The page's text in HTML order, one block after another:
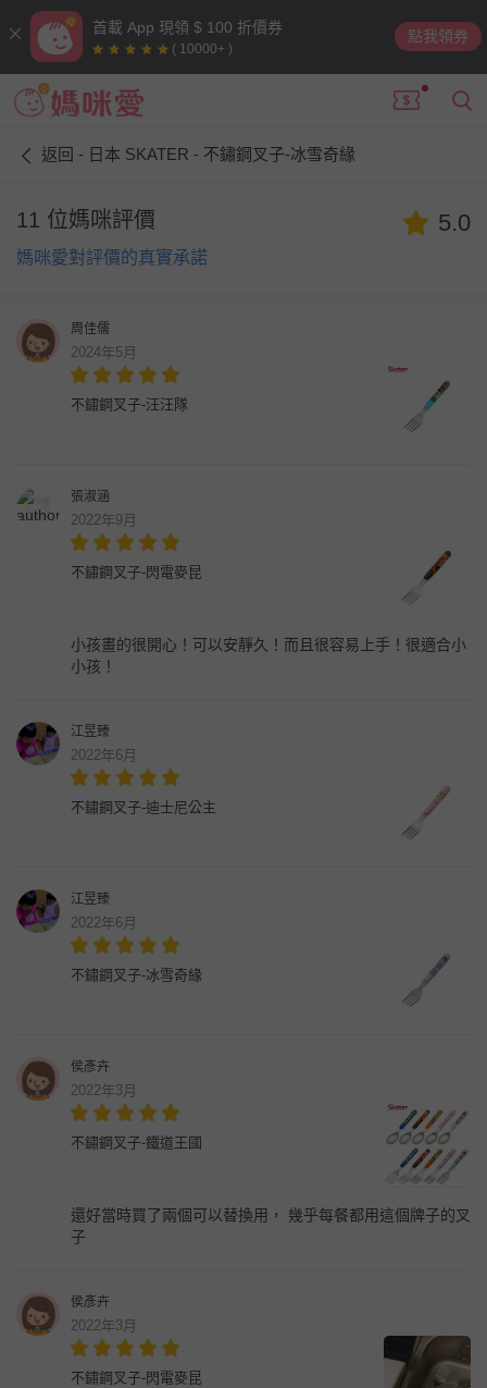
首載 App 現領 $ 100 折價券
( 10000+ )
點我領券
返回 - 日本 SKATER - 不鏽鋼叉子-冰雪奇緣
11 位媽咪評價
媽咪愛對評價的真實承諾
5.0
周佳儒
2024年5月
不鏽鋼叉子-汪汪隊
張淑涵
2022年9月
不鏽鋼叉子-閃電麥昆
小孩畫的很開心！可以安靜久！而且很容易上手！很適合小
小孩！
江昱臻
2022年6月
不鏽鋼叉子-迪士尼公主
江昱臻
2022年6月
不鏽鋼叉子-冰雪奇緣
侯彥卉
2022年3月
不鏽鋼叉子-鐵道王國
還好當時買了兩個可以替換用， 幾乎每餐都用這個牌子的叉
子
侯彥卉
2022年3月
不鏽鋼叉子-閃電麥昆